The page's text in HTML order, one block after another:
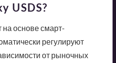
USDS?
на основе смарт-
регулируют
от рыночных